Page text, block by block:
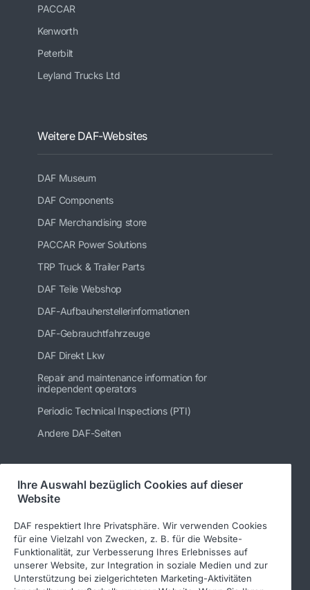
PACCAR
Kenworth
Peterbilt
Leyland Trucks Ltd
Weitere DAF-Websites
DAF Museum
DAF Components
DAF Merchandising store
PACCAR Power Solutions
TRP Truck & Trailer Parts
DAF Teile Webshop
DAF-Aufbauherstellerinformationen
DAF-Gebrauchtfahrzeuge
DAF Direkt Lkw
Repair and maintenance information for
independent operators
Periodic Technical Inspections (PTI)
Andere DAF-Seiten
Folgen Sie uns
Ihre Auswahl bezüglich Cookies auf dieser
Website
DAF respektiert Ihre Privatsphäre. Wir verwenden Cookies
für eine Vielzahl von Zwecken, z. B. für die Website-
Funktionalität, zur Verbesserung Ihres Erlebnisses auf
unserer Website, zur Integration in soziale Medien und zur
Unterstützung bei zielgerichteten Marketing-Aktivitäten